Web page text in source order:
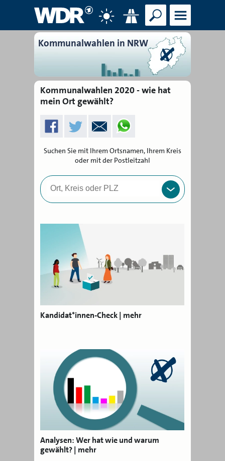
WetterVerkehr
Suche Menü
Kommunalwahlen in NRW
Kommunalwahlen 2020 - wie hat
mein Ort gewählt?
Suchen Sie mit Ihrem Ortsnamen, Ihrem Kreis
oder mit der Postleitzahl
Kandidat*innen-Check | mehr
Analysen: Wer hat wie und warum
gewählt? | mehr